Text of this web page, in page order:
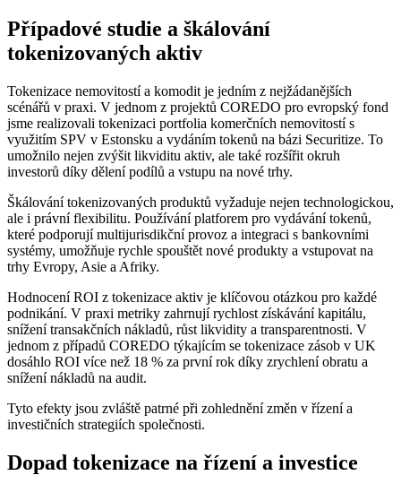
Případové studie a škálování
tokenizovaných aktiv
Tokenizace nemovitostí a komodit je jedním z nejžádanějších
scénářů v praxi. V jednom z projektů COREDO pro evropský fond
jsme realizovali tokenizaci portfolia komerčních nemovitostí s
využitím SPV v Estonsku a vydáním tokenů na bázi Securitize. To
umožnilo nejen zvýšit likviditu aktiv, ale také rozšířit okruh
investorů díky dělení podílů a vstupu na nové trhy.
Škálování tokenizovaných produktů vyžaduje nejen technologickou,
ale i právní flexibilitu. Používání platforem pro vydávání tokenů,
které podporují multijurisdikční provoz a integraci s bankovními
systémy, umožňuje rychle spouštět nové produkty a vstupovat na
trhy Evropy, Asie a Afriky.
Hodnocení ROI z tokenizace aktiv je klíčovou otázkou pro každé
podnikání. V praxi metriky zahrnují rychlost získávání kapitálu,
snížení transakčních nákladů, růst likvidity a transparentnosti. V
jednom z případů COREDO týkajícím se tokenizace zásob v UK
dosáhlo ROI více než 18 % za první rok díky zrychlení obratu a
snížení nákladů na audit.
Tyto efekty jsou zvláště patrné při zohlednění změn v řízení a
investičních strategiích společnosti.
Dopad tokenizace na řízení a investice